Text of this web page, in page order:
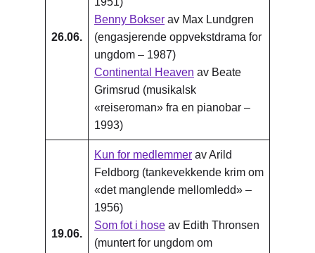
26.06.
Benny Bokser av Max Lundgren
(engasjerende oppvekstdrama for
ungdom – 1987)
Continental Heaven av Beate
Grimsrud (musikalsk
«reiseroman» fra en pianobar –
1993)
19.06.
Kun for medlemmer av Arild
Feldborg (tankevekkende krim om
«det manglende mellomledd» –
1956)
Som fot i hose av Edith Thronsen
(muntert for ungdom om